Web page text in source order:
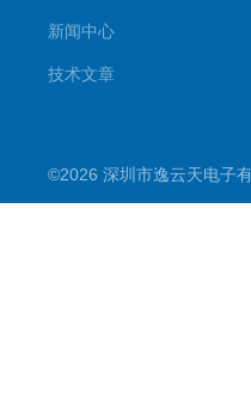
新闻中心
技术文章
©2026 深圳市逸云天电